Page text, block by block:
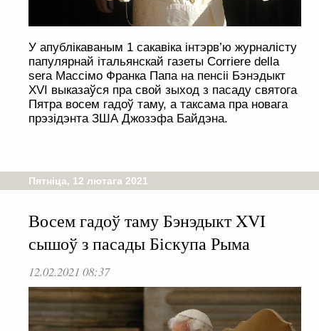
У апублікаваным 1 сакавіка інтэрв’ю журналісту
папулярнай італьянскай газеты Corriere della
sera Массімо Франка Папа на пенсіі Бэнэдыкт
XVI выказаўся пра свой зыход з пасаду святога
Пятра восем гадоў таму, а таксама пра новага
прэзідэнта ЗША Джозэфа Байдэна.
Пятніца, 12 лютага 2021
Восем гадоў таму Бэнэдыкт XVI
сышоў з пасады Біскупа Рыма
12.02.2021 08:37